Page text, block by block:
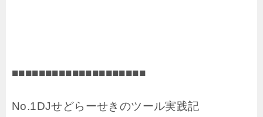
■■■■■■■■■■■■■■■■■■■■
No.1DJせどらーせきのツール実践記